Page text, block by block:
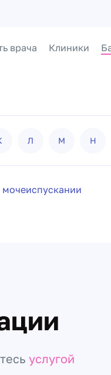
врача Клиники
Л М Н
мочеиспускании
услугой